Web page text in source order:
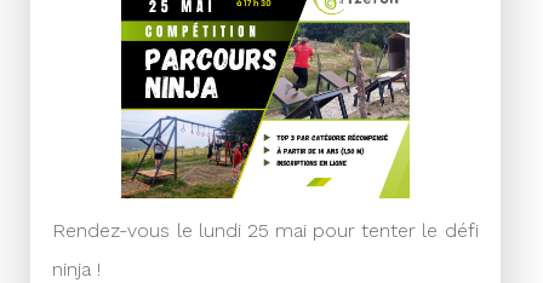
Rendez-vous le lundi 25 mai pour tenter le défi
ninja !